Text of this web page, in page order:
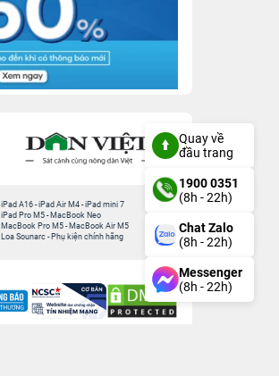
iPad A16 -iPad Air M4 -iPad mini 7
iPad Pro M5 - MacBook Neo
MacBook Pro M5 - MacBook Air M5
Loa Sounarc - Phụ kiện chính hãng
Quay về
đầu trang
1900 0351
(8h - 22h)
Chat Zalo
(8h - 22h)
Messenger
(8h - 22h)